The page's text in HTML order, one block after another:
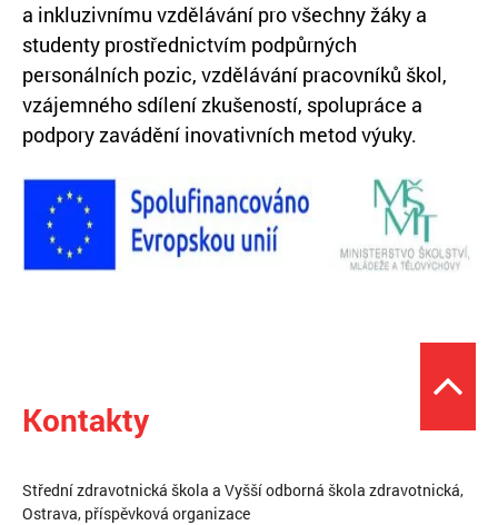
a inkluzivnímu vzdělávání pro všechny žáky a
studenty prostřednictvím podpůrných
personálních pozic, vzdělávání pracovníků škol,
vzájemného sdílení zkušeností, spolupráce a
podpory zavádění inovativních metod výuky.
Kontakty
Střední zdravotnická škola a Vyšší odborná škola zdravotnická,
Ostrava, příspěvková organizace